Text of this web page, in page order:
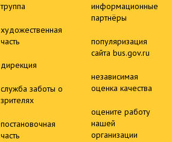
труппа
художественная
часть
дирекция
служба заботы о
зрителях
постановочная
часть
информационные
партнёры
популяризация
сайта bus.gov.ru
независимая
оценка качества
оцените работу
нашей
организации